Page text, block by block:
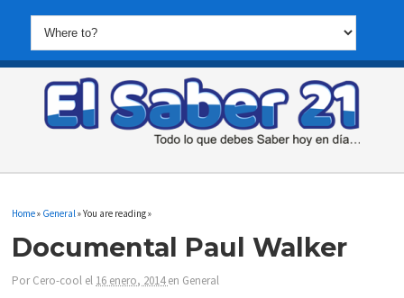
Home» General » You are reading »
Documental Paul Walker
PorCero-cool el 16 enero, 2014en General